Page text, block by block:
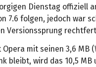
Dienstag offiziell
7.6 folgen, jedoch war
Versionssprung
Opera mit seinen 3,6 MB
bleibt, wird das 10,5 MB